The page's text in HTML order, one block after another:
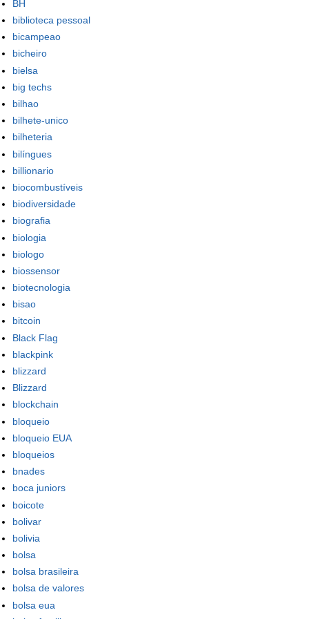
BH
biblioteca pessoal
bicampeao
bicheiro
bielsa
big techs
bilhao
bilhete-unico
bilheteria
bilíngues
billionario
biocombustíveis
biodiversidade
biografia
biologia
biologo
biossensor
biotecnologia
bisao
bitcoin
Black Flag
blackpink
blizzard
Blizzard
blockchain
bloqueio
bloqueio EUA
bloqueios
bnades
boca juniors
boicote
bolivar
bolivia
bolsa
bolsa brasileira
bolsa de valores
bolsa eua